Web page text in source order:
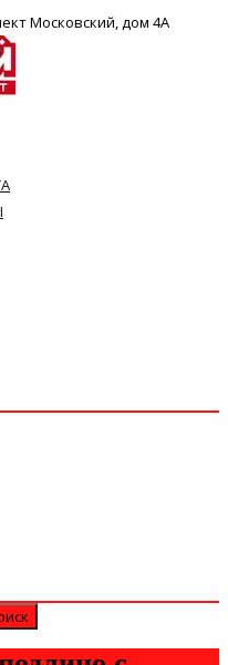
Московский, дом 4А